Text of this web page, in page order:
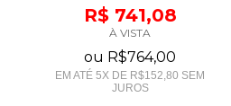
R$ 741,08
À VISTA
ou R$764,00
EM ATÉ 5X DE R$152,80 SEM
JUROS